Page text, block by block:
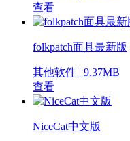
查看
folkpatch面具最新版
其他软件 | 9.37MB
查看
NiceCat中文版